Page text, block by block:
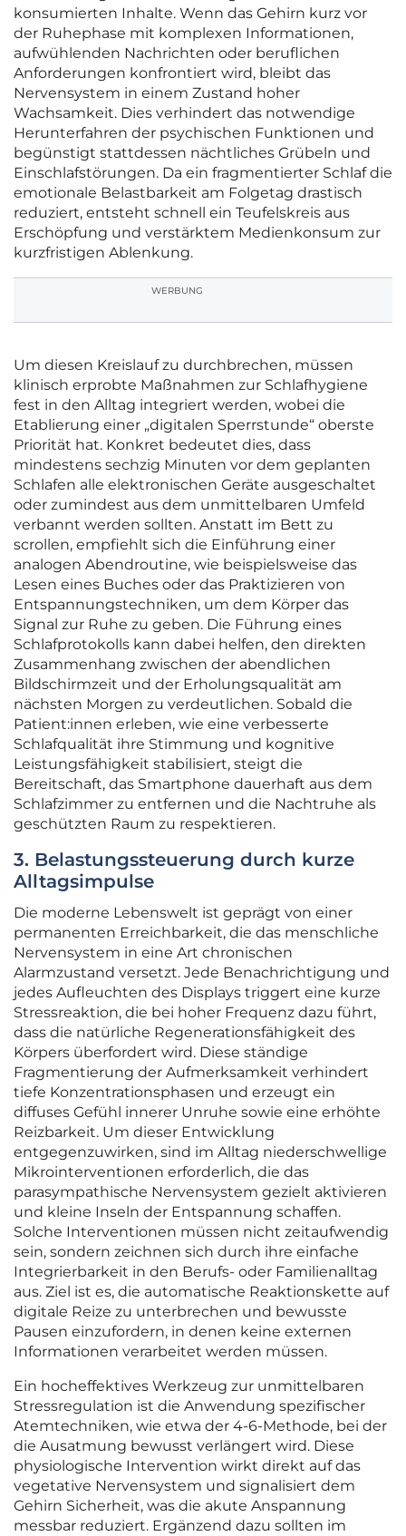
konsumierten Inhalte. Wenn das Gehirn kurz vor
der Ruhephase mit komplexen Informationen,
aufwühlenden Nachrichten oder beruflichen
Anforderungen konfrontiert wird, bleibt das
Nervensystem in einem Zustand hoher
Wachsamkeit. Dies verhindert das notwendige
Herunterfahren der psychischen Funktionen und
begünstigt stattdessen nächtliches Grübeln und
Einschlafstörungen. Da ein fragmentierter Schlaf die
emotionale Belastbarkeit am Folgetag drastisch
reduziert, entsteht schnell ein Teufelskreis aus
Erschöpfung und verstärktem Medienkonsum zur
kurzfristigen Ablenkung.
WERBUNG
Um diesen Kreislauf zu durchbrechen, müssen
klinisch erprobte Maßnahmen zur Schlafhygiene
fest in den Alltag integriert werden, wobei die
Etablierung einer „digitalen Sperrstunde“ oberste
Priorität hat. Konkret bedeutet dies, dass
mindestens sechzig Minuten vor dem geplanten
Schlafen alle elektronischen Geräte ausgeschaltet
oder zumindest aus dem unmittelbaren Umfeld
verbannt werden sollten. Anstatt im Bett zu
scrollen, empfiehlt sich die Einführung einer
analogen Abendroutine, wie beispielsweise das
Lesen eines Buches oder das Praktizieren von
Entspannungstechniken, um dem Körper das
Signal zur Ruhe zu geben. Die Führung eines
Schlafprotokolls kann dabei helfen, den direkten
Zusammenhang zwischen der abendlichen
Bildschirmzeit und der Erholungsqualität am
nächsten Morgen zu verdeutlichen. Sobald die
Patient:innen erleben, wie eine verbesserte
Schlafqualität ihre Stimmung und kognitive
Leistungsfähigkeit stabilisiert, steigt die
Bereitschaft, das Smartphone dauerhaft aus dem
Schlafzimmer zu entfernen und die Nachtruhe als
geschützten Raum zu respektieren.
3. Belastungssteuerung durch kurze
Alltagsimpulse
Die moderne Lebenswelt ist geprägt von einer
permanenten Erreichbarkeit, die das menschliche
Nervensystem in eine Art chronischen
Alarmzustand versetzt. Jede Benachrichtigung und
jedes Aufleuchten des Displays triggert eine kurze
Stressreaktion, die bei hoher Frequenz dazu führt,
dass die natürliche Regenerationsfähigkeit des
Körpers überfordert wird. Diese ständige
Fragmentierung der Aufmerksamkeit verhindert
tiefe Konzentrationsphasen und erzeugt ein
diffuses Gefühl innerer Unruhe sowie eine erhöhte
Reizbarkeit. Um dieser Entwicklung
entgegenzuwirken, sind im Alltag niederschwellige
Mikrointerventionen erforderlich, die das
parasympathische Nervensystem gezielt aktivieren
und kleine Inseln der Entspannung schaffen.
Solche Interventionen müssen nicht zeitaufwendig
sein, sondern zeichnen sich durch ihre einfache
Integrierbarkeit in den Berufs- oder Familienalltag
aus. Ziel ist es, die automatische Reaktionskette auf
digitale Reize zu unterbrechen und bewusste
Pausen einzufordern, in denen keine externen
Informationen verarbeitet werden müssen.
Ein hocheffektives Werkzeug zur unmittelbaren
Stressregulation ist die Anwendung spezifischer
Atemtechniken, wie etwa der 4-6-Methode, bei der
die Ausatmung bewusst verlängert wird. Diese
physiologische Intervention wirkt direkt auf das
vegetative Nervensystem und signalisiert dem
Gehirn Sicherheit, was die akute Anspannung
messbar reduziert. Ergänzend dazu sollten im